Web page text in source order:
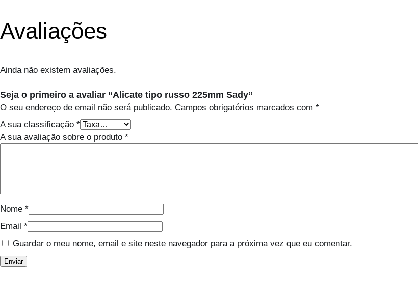
Avaliações
Ainda não existem avaliações.
Seja o primeiro a avaliar “Alicate tipo russo 225mm Sady”
O seu endereço de email não será publicado. Campos obrigatórios marcados com *
A sua classificação *
A sua avaliação sobre o produto *
Nome *
Email *
Guardar o meu nome, email e site neste navegador para a próxima vez que eu comentar.